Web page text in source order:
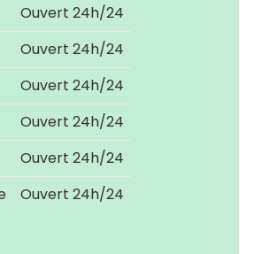
Ouvert 24h/24
Ouvert 24h/24
Ouvert 24h/24
Ouvert 24h/24
Ouvert 24h/24
Ouvert 24h/24